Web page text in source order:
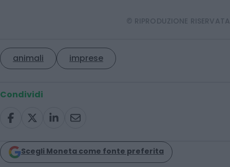
© RIPRODUZIONE RISERVATA
animali imprese
Condividi
Scegli Moneta come fonte preferita